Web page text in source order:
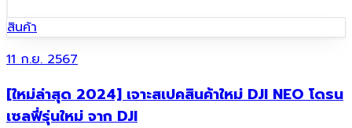
สินค้า
11 ก.ย. 2567
[ใหม่ล่าสุด 2024] เจาะสเปคสินค้าใหม่ DJI NEO โดรน
เซลฟี่รุ่นใหม่ จาก DJI